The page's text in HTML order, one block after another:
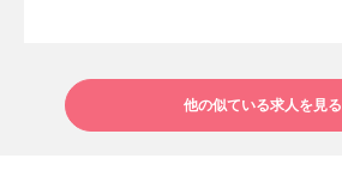
他の似ている求人を見る